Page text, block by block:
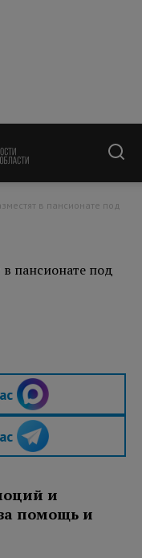
пансионате под
и
помощь и